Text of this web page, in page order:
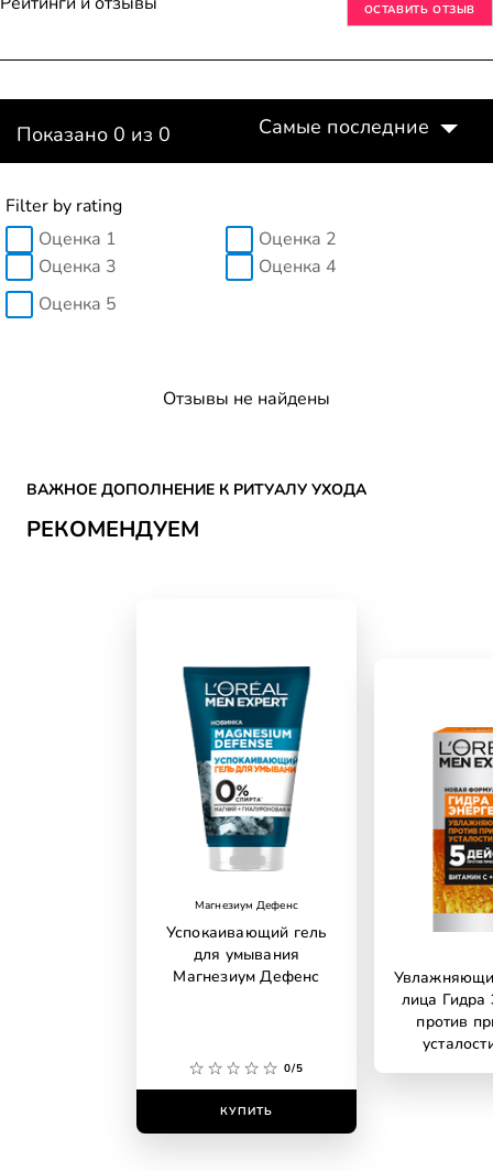
ОСТАВИТЬ ОТЗЫВ
Показано 0 из 0 Самые последние
Filter by rating
Оценка 1
Оценка 2
Оценка 3
Оценка 4
Оценка 5
Отзывы не найдены
РЕКОМЕНДУЕМ
ВАЖНОЕ ДОПОЛНЕНИЕ К РИТУАЛУ УХОДА
Магнезиум Дефенс
Успокаивающий гель
для умывания
Магнезиум Дефенс
0/5
КУПИТЬ
лица Гидра
против